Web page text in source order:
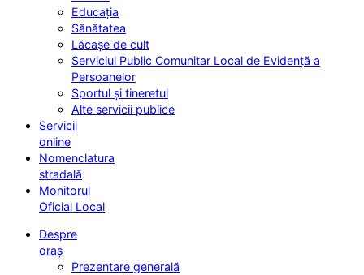
Educația
Sănătatea
Lăcașe de cult
Serviciul Public Comunitar Local de Evidență a
Persoanelor
Sportul și tineretul
Alte servicii publice
Servicii
online
Nomenclatura
stradală
Monitorul
Oficial Local
Despre
oraș
Prezentare generală